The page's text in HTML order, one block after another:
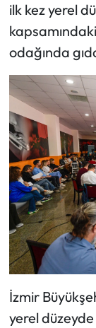
ilk kez yerel
odağında
İzmir
yerel